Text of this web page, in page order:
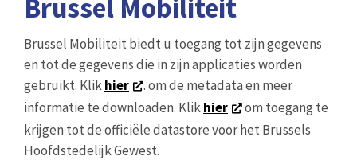
Brussel Mobiliteit
Brussel Mobiliteit biedt u toegang tot zijn gegevens
en tot de gegevens die in zijn applicaties worden
gebruikt. Klikhier
. om de metadata en meer
informatie te downloaden. Klikhier
om toegang te
krijgen tot de officiële datastore voor het Brussels
Hoofdstedelijk Gewest.